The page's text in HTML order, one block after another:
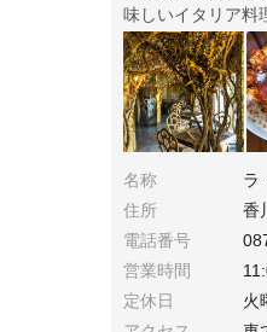
味しいイタリア料
た。訪れる際は予
ます。
名称
ラ
住所
香
電話番号
営業時間
定休日
火